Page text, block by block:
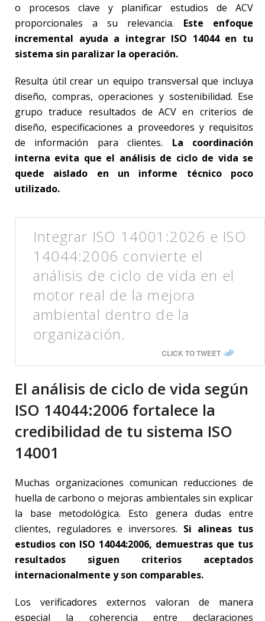
o procesos clave y planificar estudios de ACV
proporcionales a su relevancia. Este enfoque
incremental ayuda a integrar ISO 14044 en tu
sistema sin paralizar la operación.
Resulta útil crear un equipo transversal que incluya
diseño, compras, operaciones y sostenibilidad. Ese
grupo traduce resultados de ACV en criterios de
diseño, especificaciones a proveedores y requisitos
de información para clientes. La coordinación
interna evita que el análisis de ciclo de vida se
quede aislado en un informe técnico poco
utilizado.
Integrar ISO 14001:2026 e ISO
14044:2006 convierte el
análisis de ciclo de vida en el
motor real de la mejora
ambiental dentro de la
organización.
CLICK TO TWEET
El análisis de ciclo de vida según
ISO 14044:2006 fortalece la
credibilidad de tu sistema ISO
14001
Muchas organizaciones comunican reducciones de
huella de carbono o mejoras ambientales sin explicar
la base metodológica. Esto genera dudas entre
clientes, reguladores e inversores. Si alineas tus
estudios con ISO 14044:2006, demuestras que tus
resultados siguen criterios aceptados
internacionalmente y son comparables.
Los verificadores externos valoran de manera
especial la coherencia entre declaraciones